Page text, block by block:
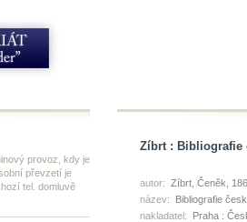
provoz, kdy je
převzetí je
tel. domluvě
Zíbrt : Bibliografie
autor: Zíbrt, Čeněk,
název:
Bibliografie
nakladatel:
Praha :